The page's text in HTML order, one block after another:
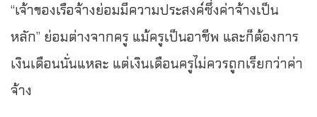
“เจ้าของเรือจ้างย่อมมีความประสงค์ซึ่งค่าจ้างเป็น
หลัก” ย่อมต่างจากครู แม้ครูเป็นอาชีพ และก็ต้องการ
เงินเดือนนั่นแหละ แต่เงินเดือนครูไม่ควรถูกเรียกว่าค่า
จ้าง